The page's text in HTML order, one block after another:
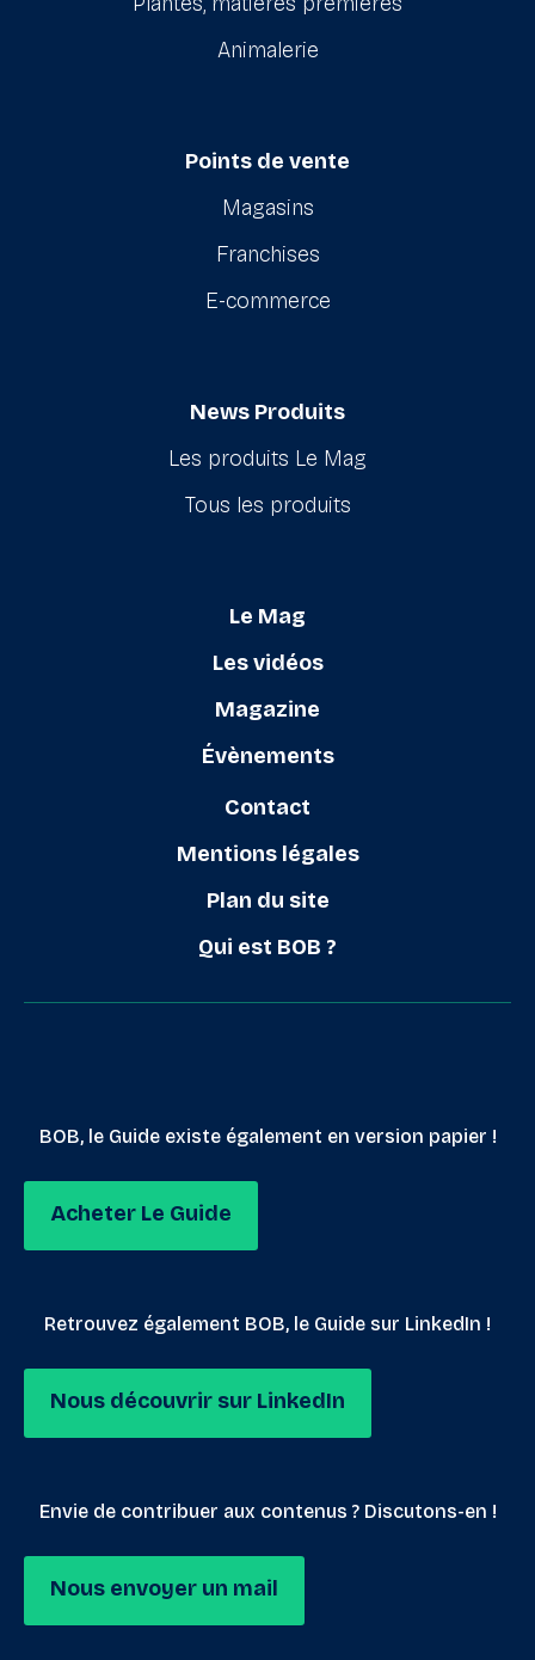
Animalerie
Points de vente
Magasins
Franchises
E-commerce
News Produits
Les produits Le Mag
Tous les produits
Le Mag
Les vidéos
Magazine
Évènements
Contact
Mentions légales
Plan du site
Qui est BOB ?
BOB, le Guide existe également en version papier !
Acheter Le Guide
Retrouvez également BOB, le Guide sur LinkedIn !
Nous découvrir sur LinkedIn
Envie de contribuer aux contenus ? Discutons-en !
Nous envoyer un mail